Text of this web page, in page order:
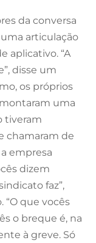
da conversa
articulação
aplicativo. “A
disse um
os próprios
uma
tiveram
chamaram de
empresa
dizem
faz”,
“O que vocês
o breque é, na
à greve. Só